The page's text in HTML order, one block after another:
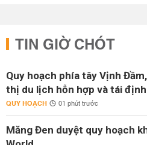
TIN GIỜ CHÓT
Quy hoạch phía tây Vịnh
thị du lịch hỗn hợp và tái
QUY HOẠCH 01 phút trước
Măng Đen duyệt quy hoạch